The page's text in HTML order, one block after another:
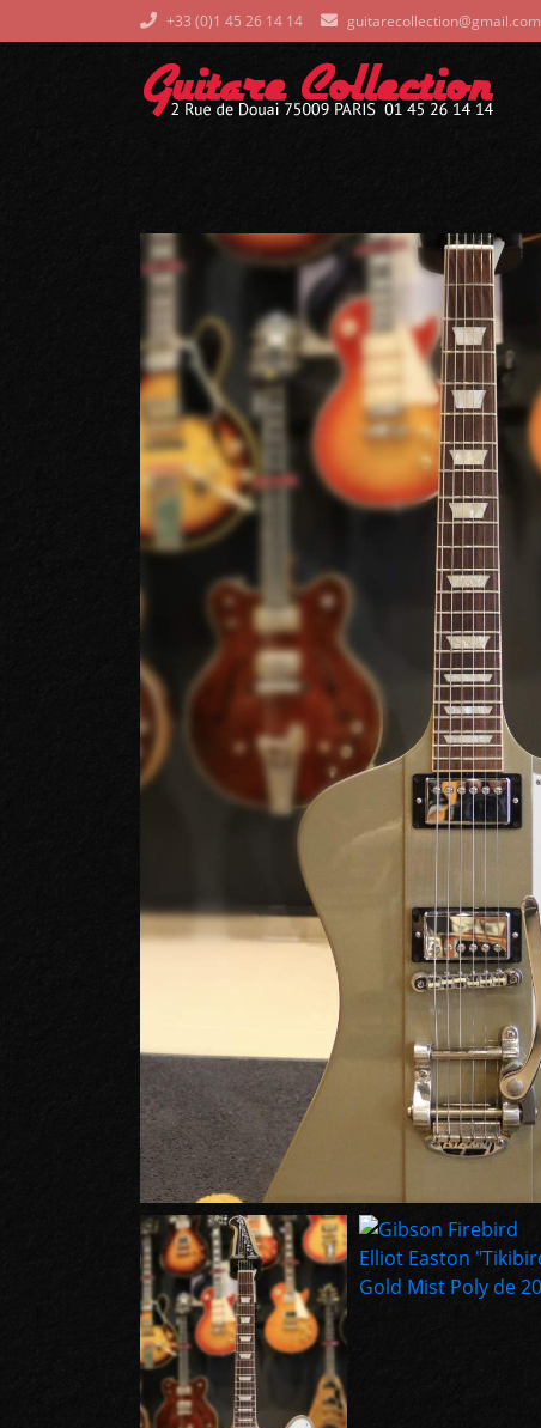
+33 (0)1 45 26 14 14 guitarecollection@gmail.com